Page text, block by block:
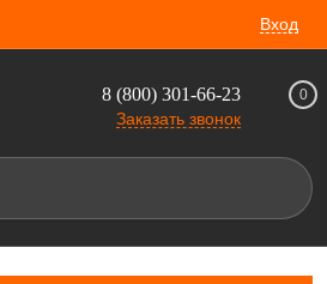
Вход
8 (800) 301-66-23
Заказать звонок
0